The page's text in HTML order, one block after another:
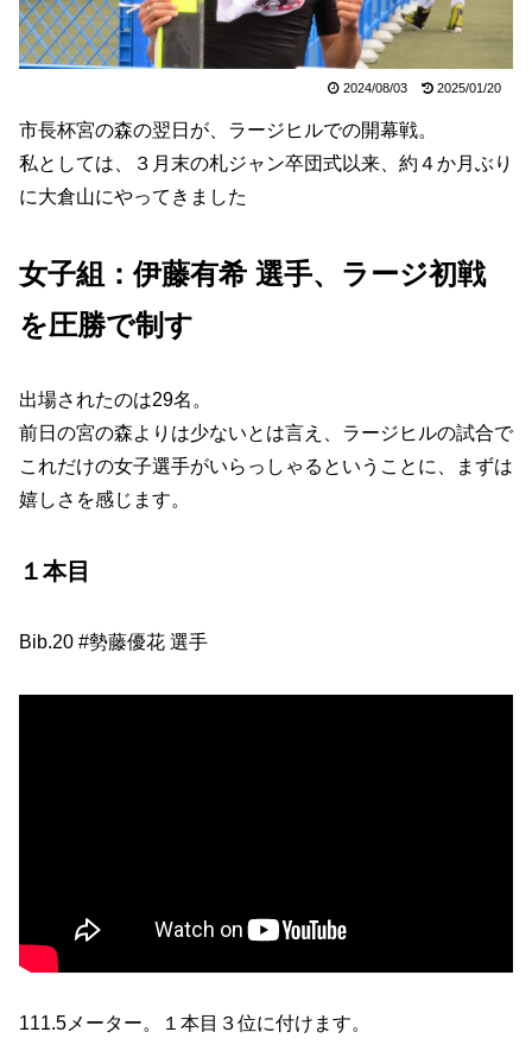
2024/08/03 2025/01/20
市長杯宮の森の翌日が、ラージヒルでの開幕戦。
私としては、３月末の札ジャン卒団式以来、約４か月ぶり
に大倉山にやってきました
女子組：伊藤有希 選手、ラージ初戦
を圧勝で制す
出場されたのは29名。
前日の宮の森よりは少ないとは言え、ラージヒルの試合で
これだけの女子選手がいらっしゃるということに、まずは
嬉しさを感じます。
１本目
Bib.20 #勢藤優花 選手
111.5メーター。１本目３位に付けます。